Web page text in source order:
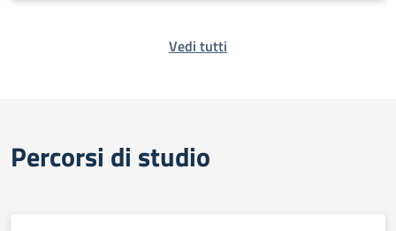
Vedi tutti
Percorsi di studio